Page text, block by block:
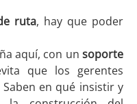
ruta, hay que poder
aquí, con un soporte
que los gerentes
en qué insistir y